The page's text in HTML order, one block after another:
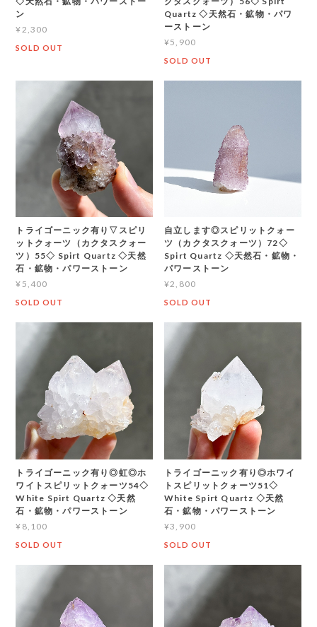
ン
¥2,300
SOLD OUT
Quartz ◇天然石・鉱物・パワ
ーストーン
¥5,900
SOLD OUT
トライゴーニック有り▽スピリ
ットクォーツ（カクタスクォー
ツ）55◇ Spirt Quartz ◇天然
石・鉱物・パワーストーン
¥5,400
SOLD OUT
自立します◎スピリットクォー
ツ（カクタスクォーツ）72◇
Spirt Quartz ◇天然石・鉱物・
パワーストーン
¥2,800
SOLD OUT
トライゴーニック有り◎虹◎ホ
ワイトスピリットクォーツ54◇
White Spirt Quartz ◇天然
石・鉱物・パワーストーン
¥8,100
SOLD OUT
トライゴーニック有り◎ホワイ
トスピリットクォーツ51◇
White Spirt Quartz ◇天然
石・鉱物・パワーストーン
¥3,900
SOLD OUT